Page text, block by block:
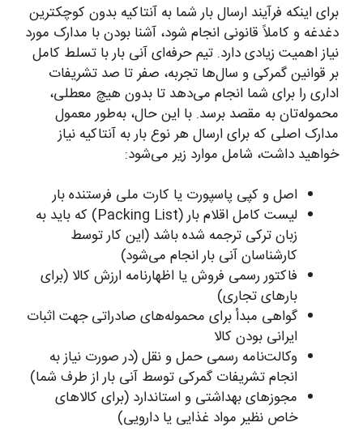
برای اینکه فرآیند ارسال بار شما به آنتاکیه بدون کوچکترین
دغدغه و کاملاً قانونی انجام شود، آشنا بودن با مدارک مورد
نیاز اهمیت زیادی دارد. تیم حرفه‌ای آنی بار با تسلط کامل
بر قوانین گمرکی و سال‌ها تجربه، صفر تا صد تشریفات
اداری را برای شما انجام می‌دهد تا بدون هیچ معطلی،
محموله‌تان به مقصد برسد. با این حال، به‌طور معمول
مدارک اصلی که برای ارسال هر نوع بار به آنتاکیه نیاز
خواهید داشت، شامل موارد زیر می‌شود:
اصل و کپی پاسپورت یا کارت ملی فرستنده بار
لیست کامل اقلام بار (Packing List) که باید به
زبان ترکی ترجمه شده باشد (این کار توسط
کارشناسان آنی بار انجام می‌شود)
فاکتور رسمی فروش یا اظهارنامه ارزش کالا (برای
بارهای تجاری)
گواهی مبدأ برای محموله‌های صادراتی جهت اثبات
ایرانی بودن کالا
وکالت‌نامه رسمی حمل و نقل (در صورت نیاز به
انجام تشریفات گمرکی توسط آنی بار از طرف شما)
مجوزهای بهداشتی و استاندارد (برای کالاهای
خاص نظیر مواد غذایی یا دارویی)